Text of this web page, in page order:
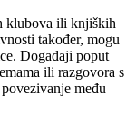
klubova ili knjiških
također, mogu
Događaji poput
ili razgovora s
među